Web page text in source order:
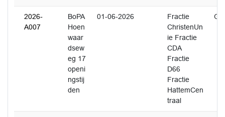
2026-
A007
BoPA
Hoen
waar
dsew
eg 17
openi
ngstij
den
01-06-2026
Fractie
ChristenUn
ie Fractie
CDA
Fractie
D66
Fractie
HattemCen
traal